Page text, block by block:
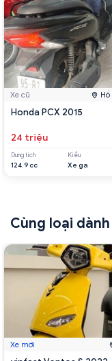
Xe cũ
Honda PCX 2015
24 triệu
Dung tích
124.9 cc
Kiểu
Xe ga
Cùng loại
Xe mới